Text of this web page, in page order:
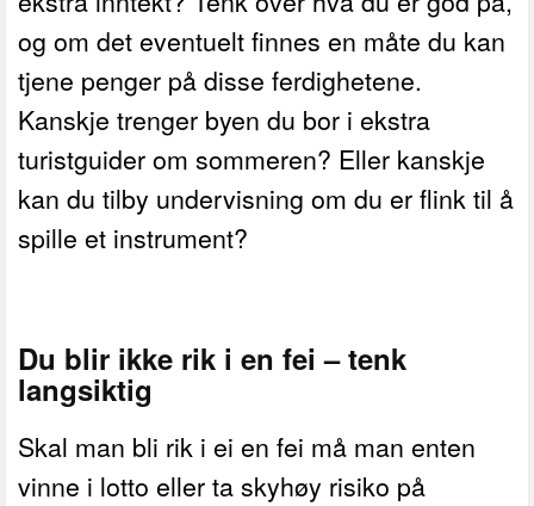
og om det eventuelt finnes en måte du kan
tjene penger på disse ferdighetene.
Kanskje trenger byen du bor i ekstra
turistguider om sommeren? Eller kanskje
kan du tilby undervisning om du er flink til å
spille et instrument?
Du blir ikke rik i en fei – tenk
langsiktig
Skal man bli rik i ei en fei må man enten
vinne i lotto eller ta skyhøy risiko på